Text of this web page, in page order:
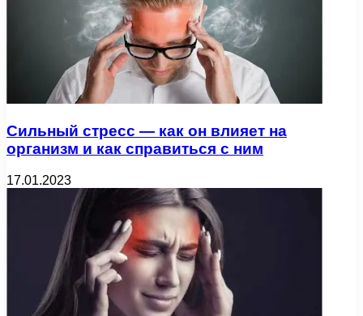
Сильный стресс — как он влияет на
организм и как справиться с ним
17.01.2023